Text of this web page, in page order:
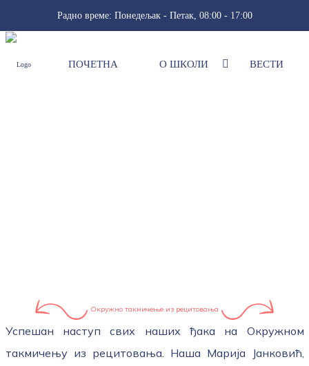
Радно време: Понедељак - Петак, 08:00 - 17:00
ПОЧЕТНА О ШКОЛИ ВЕСТИ
Окружно такмичење из рецитовања
Успешан наступ свих наших ђака на Окружном
такмичењу из рецитовања. Наша Марија Јанковић,